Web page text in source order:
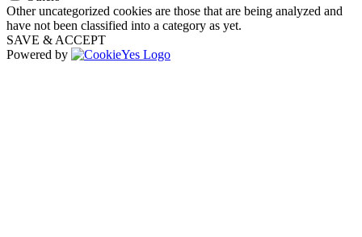
Other uncategorized cookies are those that are being analyzed and
have not been classified into a category as yet.
SAVE & ACCEPT
Powered by